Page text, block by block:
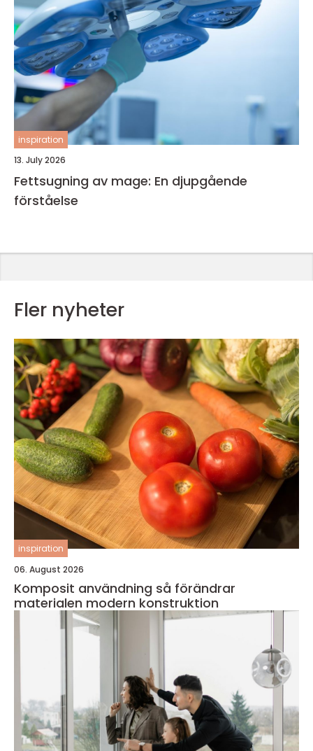
inspiration
13. July 2026
Fettsugning av mage: En djupgående
förståelse
Fler nyheter
inspiration
06. August 2026
Komposit användning så förändrar
materialen modern konstruktion